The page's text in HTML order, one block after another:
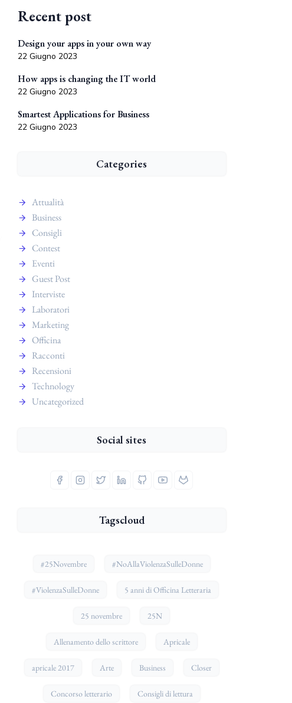
Recent post
Design your apps in your own way
22 Giugno 2023
How apps is changing the IT world
22 Giugno 2023
Smartest Applications for Business
22 Giugno 2023
Categories
Attualità
Business
Consigli
Contest
Eventi
Guest Post
Interviste
Laboratori
Marketing
Officina
Racconti
Recensioni
Technology
Uncategorized
Social sites
Tagscloud
#25Novembre #NoAllaViolenzaSulleDonne
#ViolenzaSulleDonne 5 anni di Officina Letteraria
25 novembre 25N
Allenamento dello scrittore Apricale
apricale 2017 Arte Business Closer
Concorso letterario Consigli di lettura